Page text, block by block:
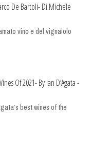
De Bartoli- Di Michele
vino e del vignaiolo
Of 2021- By Ian D’Agata -
best wines of the